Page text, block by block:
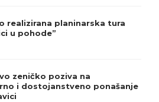
realizirana planinarska tura
u pohode”
zeničko poziva na
i dostojanstveno ponašanje